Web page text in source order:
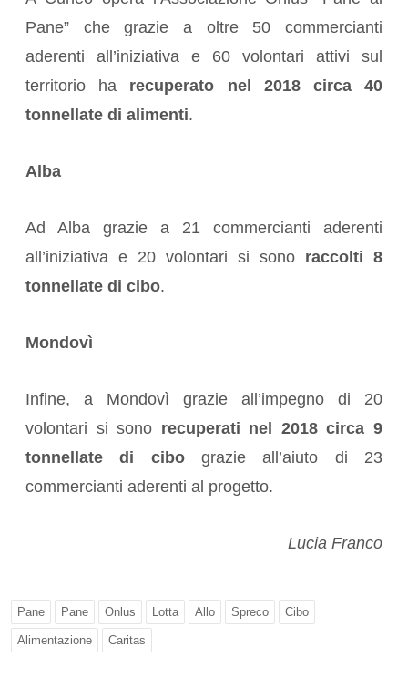
Pane” che grazie a oltre 50 commercianti
aderenti all’iniziativa e 60 volontari attivi sul
territorio ha recuperato nel 2018 circa 40
tonnellate di alimenti.
Alba
Ad Alba grazie a 21 commercianti aderenti
all’iniziativa e 20 volontari si sono raccolti 8
tonnellate di cibo.
Mondovì
Infine, a Mondovì grazie all’impegno di 20
volontari si sono recuperati nel 2018 circa 9
tonnellate di cibograzie all’aiuto di 23
commercianti aderenti al progetto.
Lucia Franco
Pane Pane Onlus Lotta Allo Spreco Cibo
Alimentazione Caritas